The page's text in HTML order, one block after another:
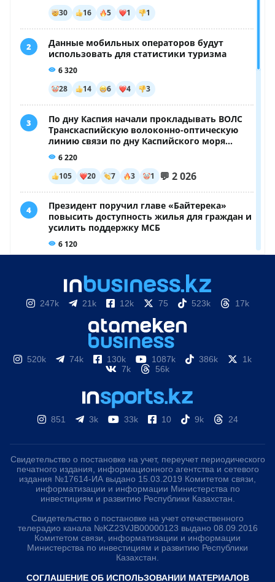
247k 21k 12k 75 523k 17k
520k 74k 130k 1087k 386k
1k
7k
56k
851 3k 33k 10 9k 24
Свидетельство о постановке на учет, переучет периодического
печатного издания, информационного агентства и сетевого
издания №17614-ИА выдано 15.03.2019 Комитетом связи,
информатизации и информации Министерства по
инвестициям и развитию Республики Казахстан.
Свидетельство о постановке на учет отечественного
телерадио канала №KZ23VJB00000123 выдано 08.09.2016
Комитетом связи, информатизации и информации
Министерства по инвестициям и развитию Республики
Казахстан.
СОГЛАШЕНИЕ ОБ ИСПОЛЬЗОВАНИИ МАТЕРИАЛОВ